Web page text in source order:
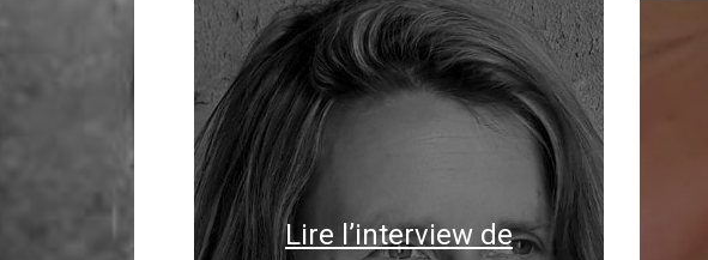
Lire l’interview de